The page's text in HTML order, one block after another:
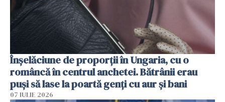
Înșelăciune de proporții în Ungaria, cu o
româncă în centrul anchetei. Bătrânii erau
puși să lase la poartă genți cu aur și bani
07 IULIE 2026